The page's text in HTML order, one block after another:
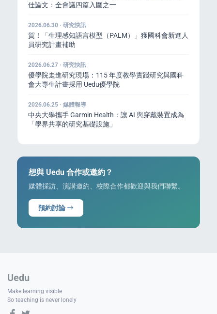
佳論文：全會議四篇入圍之一
2026.06.30 · 研究快訊
賀！「生理感知語言模型（PALM）」獲國科會新進人
員研究計畫補助
2026.06.27 · 研究快訊
優學院走進研究現場：115 年度教學實踐研究與國科
會大專生計畫採用 Uedu優學院
2026.06.25 · 媒體報導
中央大學攜手 Garmin Health：讓 AI 與穿戴裝置成為
「學界共享的研究基礎設施」
想與 Uedu 合作或邀約？
媒體採訪、演講邀約、校際合作都歡迎與我們聯繫。
預約討論
Uedu
Make learning visible
So teaching is never lonely